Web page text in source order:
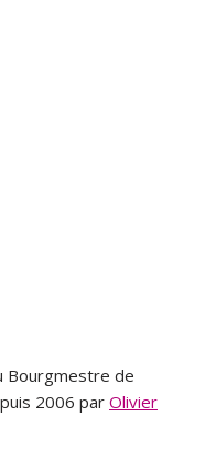
Bourgmestre de
2006 par Olivier